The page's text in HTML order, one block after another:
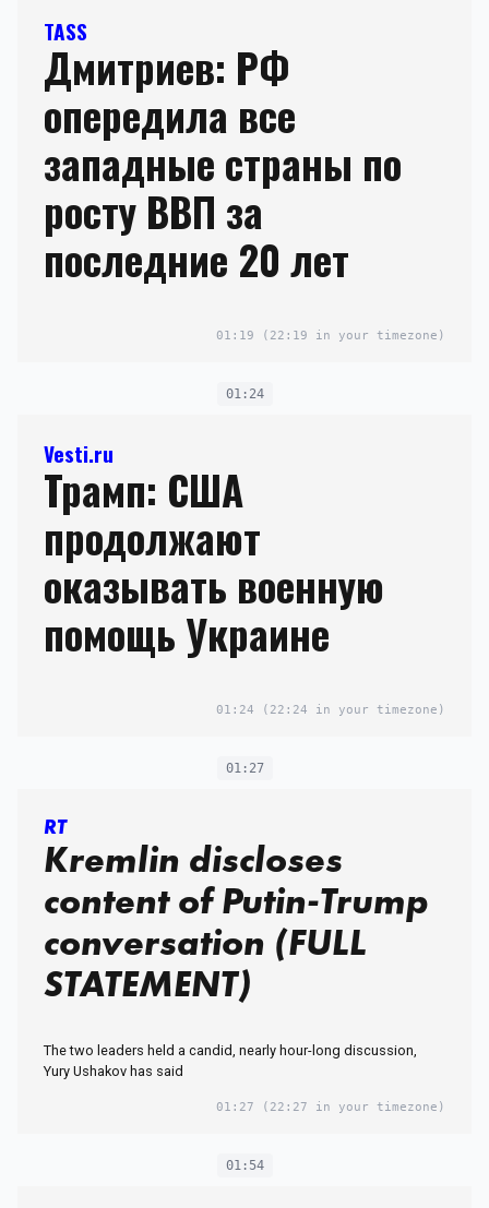
TASS
Дмитриев: РФ
опередила все
западные страны по
росту ВВП за
последние 20 лет
01:19 (22:19 in your timezone)
01:24
Vesti.ru
Трамп: США
продолжают
оказывать военную
помощь Украине
01:24 (22:24 in your timezone)
01:27
RT
Kremlin discloses
content of Putin-Trump
conversation (FULL
STATEMENT)
The two leaders held a candid, nearly hour-long discussion,
Yury Ushakov has said
01:27 (22:27 in your timezone)
01:54